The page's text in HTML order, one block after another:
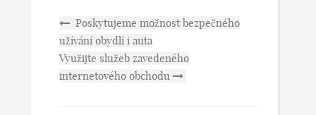
Poskytujeme možnost bezpečného
užívání obydlí i auta
Využijte služeb zavedeného
internetového obchodu